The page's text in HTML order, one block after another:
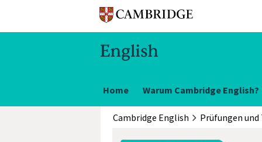
Home Warum Cambridge English?
Cambridge English Prüfungen und